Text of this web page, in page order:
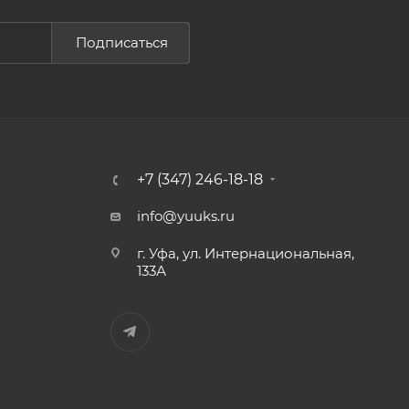
Подписаться
+7 (347) 246-18-18
info@yuuks.ru
г. Уфа, ул. Интернациональная,
133А